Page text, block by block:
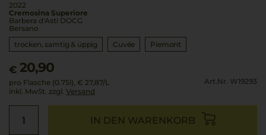
2022
Cremosina Superiore
Barbera d'Asti DOCG
Bersano
trocken, samtig & üppig
Cuvée Piemont
€ 20,90
pro Flasche (0.75l), € 27,87/L
inkl. MwSt. zzgl. Versand
Art.Nr. W19293
IN DEN WARENKORB